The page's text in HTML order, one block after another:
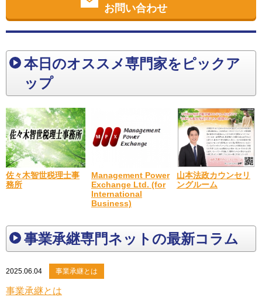
お問い合わせ
本日のオススメ専門家をピックア
ップ
佐々木智世税理士事
務所
Management Power
Exchange Ltd. (for
International
Business)
山本法政カウンセリ
ングルーム
事業承継専門ネットの最新コラム
2025.06.04 事業承継とは
事業承継とは